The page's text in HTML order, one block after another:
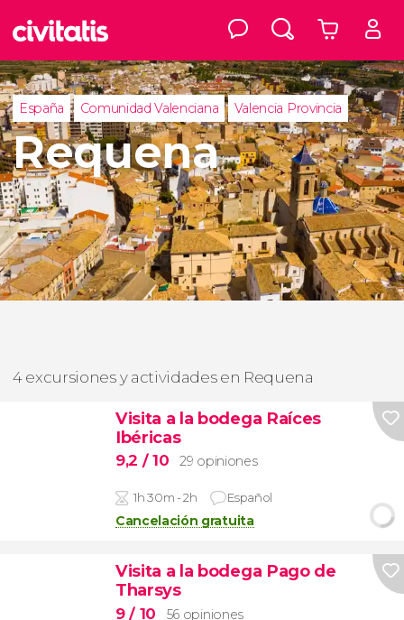
España Comunidad Valenciana Valencia Provincia
Requena
4 excursiones y actividades en Requena
Visita a la bodega Raíces
Ibéricas
9,2 / 10 29 opiniones
1h 30m - 2h Español
Cancelación gratuita
Visita a la bodega Pago de
Tharsys
9/ 10 56 opiniones